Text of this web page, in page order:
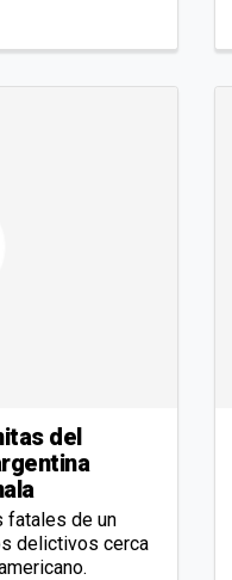
del
fatales de un
delictivos cerca